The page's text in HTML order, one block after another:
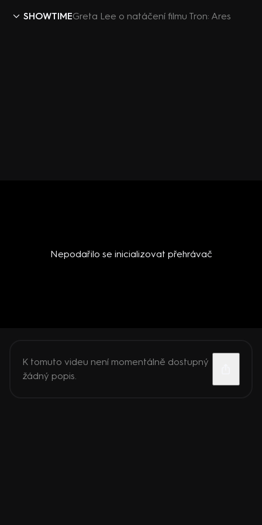
SHOWTIMEGreta Lee o natáčení filmu Tron: Ares
Nepodařilo se inicializovat přehrávač
K tomuto videu není momentálně dostupný
žádný popis.